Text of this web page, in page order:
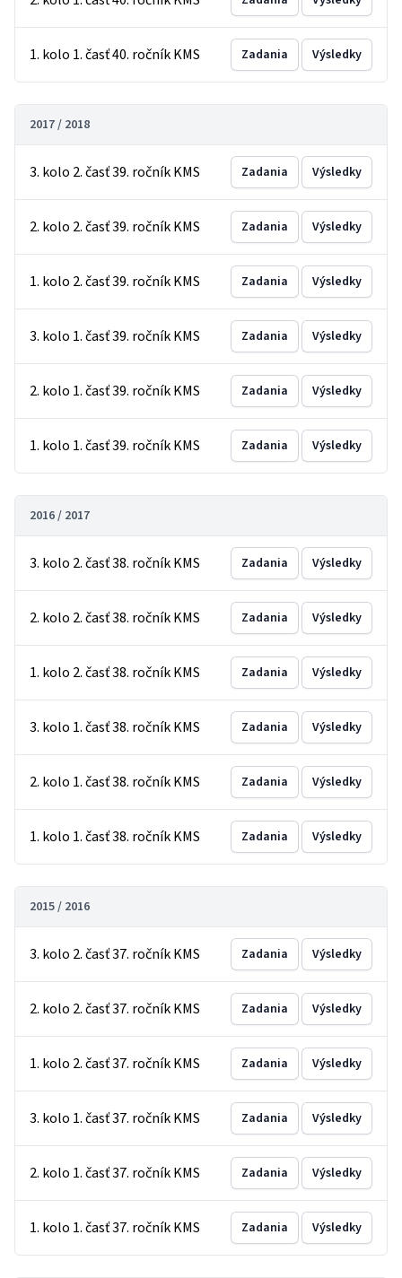
1. kolo 1. časť 40. ročník KMS Zadania Výsledky
2017 / 2018
3. kolo 2. časť 39. ročník KMS Zadania Výsledky
2. kolo 2. časť 39. ročník KMS Zadania Výsledky
1. kolo 2. časť 39. ročník KMS Zadania Výsledky
3. kolo 1. časť 39. ročník KMS Zadania Výsledky
2. kolo 1. časť 39. ročník KMS Zadania Výsledky
1. kolo 1. časť 39. ročník KMS Zadania Výsledky
2016 / 2017
3. kolo 2. časť 38. ročník KMS Zadania Výsledky
2. kolo 2. časť 38. ročník KMS Zadania Výsledky
1. kolo 2. časť 38. ročník KMS Zadania Výsledky
3. kolo 1. časť 38. ročník KMS Zadania Výsledky
2. kolo 1. časť 38. ročník KMS Zadania Výsledky
1. kolo 1. časť 38. ročník KMS Zadania Výsledky
2015 / 2016
3. kolo 2. časť 37. ročník KMS Zadania Výsledky
2. kolo 2. časť 37. ročník KMS Zadania Výsledky
1. kolo 2. časť 37. ročník KMS Zadania Výsledky
3. kolo 1. časť 37. ročník KMS Zadania Výsledky
2. kolo 1. časť 37. ročník KMS Zadania Výsledky
1. kolo 1. časť 37. ročník KMS Zadania Výsledky